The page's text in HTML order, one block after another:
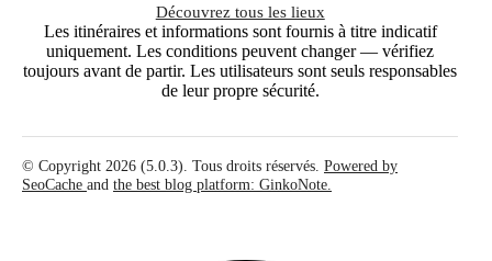
Découvrez tous les lieux
Les itinéraires et informations sont fournis à titre indicatif
uniquement. Les conditions peuvent changer — vérifiez
toujours avant de partir. Les utilisateurs sont seuls responsables
de leur propre sécurité.
© Copyright 2026 (5.0.3). Tous droits réservés. Powered by
SeoCache and the best blog platform: GinkoNote.